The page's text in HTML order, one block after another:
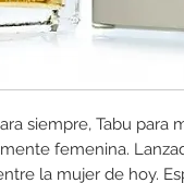
siempre, Tabu para
femenina.
la mujer de hoy.